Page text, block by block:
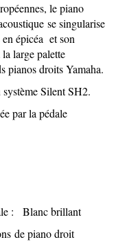
le piano
se singularise
épicéa et son
large palette
pianos droits Yamaha.
Silent SH2.
par la pédale
: Blanc brillant
de piano droit